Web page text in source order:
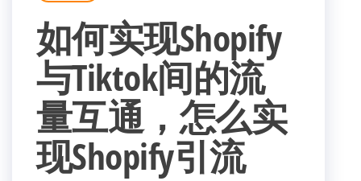
如何实现Shopify
与Tiktok间的流
量互通，怎么实
现Shopify引流